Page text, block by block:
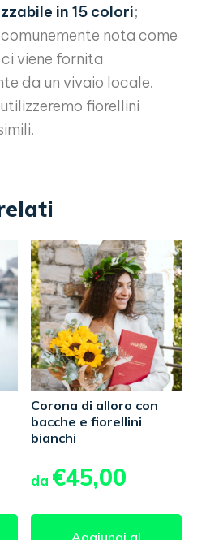
in 15 colori;
comunemente nota come
viene fornita
da un vivaio locale.
fiorellini
Corona di alloro con
bacche e fiorellini
bianchi
da €45,00